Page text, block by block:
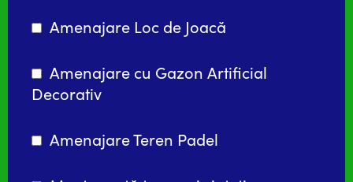
Amenajare Loc de Joacă
Amenajare cu Gazon Artificial
Decorativ
Amenajare Teren Padel